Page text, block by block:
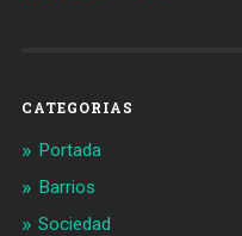
CATEGORIAS
Portada
Barrios
Sociedad